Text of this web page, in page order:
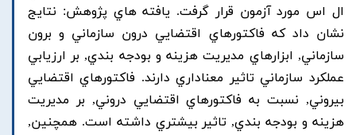
ال اس مورد آزمون قرار گرفت. يافته هاي پژوهش: نتايج
نشان داد که فاکتورهاي اقتضايي درون سازماني و برون
سازماني, ابزارهاي مديريت هزينه و بودجه بندي, بر ارزيابي
عملکرد سازماني تاثير معناداري دارند. فاکتورهاي اقتضايي
بيروني, نسبت به فاکتورهاي اقتضايي دروني, بر مديريت
هزينه و بودجه بندي, تاثير بيشتري داشته است. همچنين,